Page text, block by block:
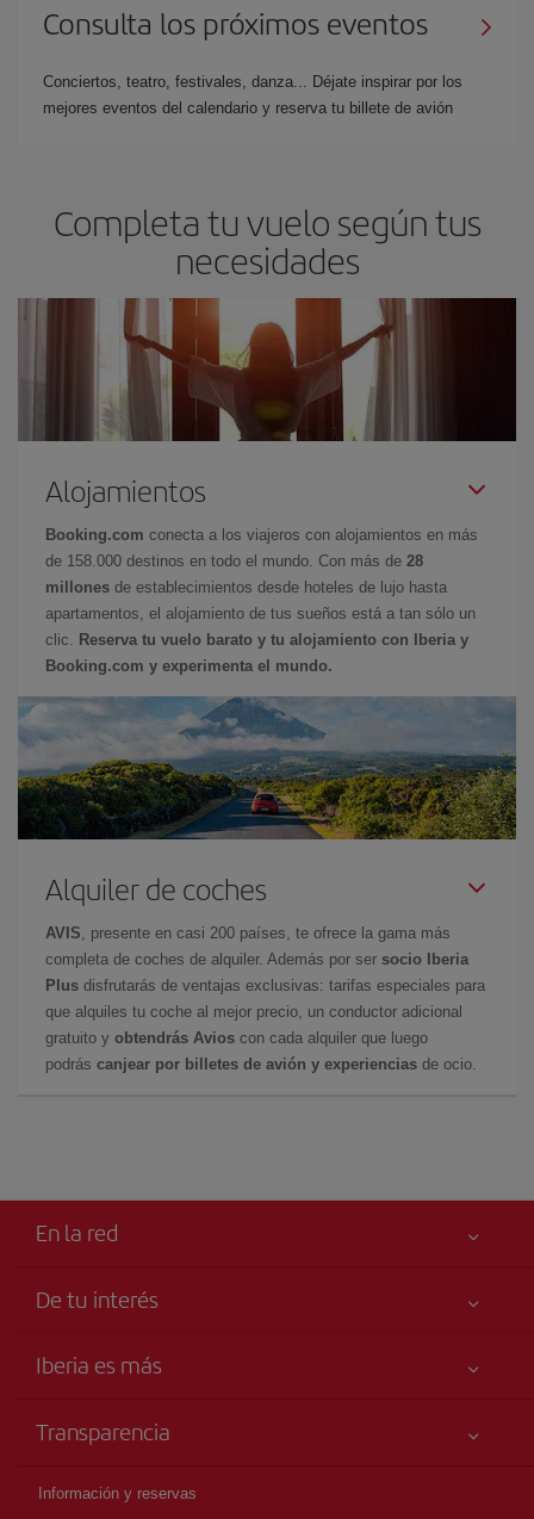
Consulta los próximos eventos
Conciertos, teatro, festivales, danza... Déjate inspirar por los
mejores eventos del calendario y reserva tu billete de avión
Completa tu vuelo según tus
necesidades
Alojamientos
Booking.com conecta a los viajeros con alojamientos en más
de 158.000 destinos en todo el mundo. Con más de 28
millones de establecimientos desde hoteles de lujo hasta
apartamentos, el alojamiento de tus sueños está a tan sólo un
clic.
Reserva tu vuelo barato y tu alojamiento con Iberia y
Booking.com y experimenta el mundo.
Alquiler de coches
AVIS , presente en casi 200 países, te ofrece la gama más
completa de coches de alquiler. Además por ser socio Iberia
Plus disfrutarás de ventajas exclusivas: tarifas especiales para
que alquiles tu coche al mejor precio, un conductor adicional
gratuito y obtendrás Avios con cada alquiler que luego
podrás canjear por billetes de avión y experiencias de ocio.
En la red
De tu interés
Tu seguridad es lo primero
Publicidad
Iberia es más
Talento a bordo
Grupo Iberia
Transparencia
Información y reservas